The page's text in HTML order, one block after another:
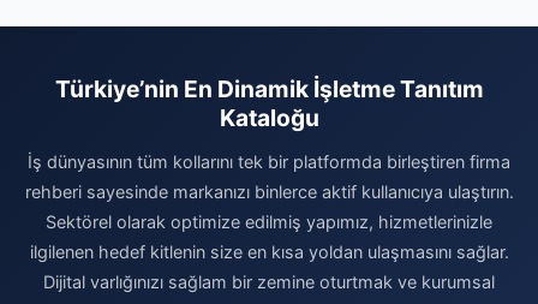
Türkiye’nin En Dinamik İşletme Tanıtım
Kataloğu
İş dünyasının tüm kollarını tek bir platformda birleştiren firma
rehberi sayesinde markanızı binlerce aktif kullanıcıya ulaştırın.
Sektörel olarak optimize edilmiş yapımız, hizmetlerinizle
ilgilenen hedef kitlenin size en kısa yoldan ulaşmasını sağlar.
Dijital varlığınızı sağlam bir zemine oturtmak ve kurumsal